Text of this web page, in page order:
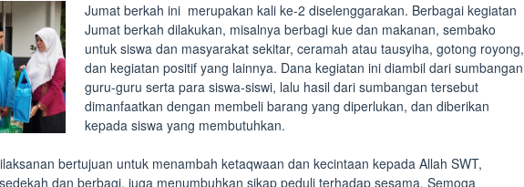
Jumat berkah ini merupakan kali ke-2 diselenggarakan. Berbagai kegiatan
Jumat berkah dilakukan, misalnya berbagi kue dan makanan, sembako
untuk siswa dan masyarakat sekitar, ceramah atau tausyiha, gotong royong,
dan kegiatan positif yang lainnya. Dana kegiatan ini diambil dari sumbangan
guru-guru serta para siswa-siswi, lalu hasil dari sumbangan tersebut
dimanfaatkan dengan membeli barang yang diperlukan, dan diberikan
kepada siswa yang membutuhkan.
bertujuan untuk menambah ketaqwaan dan kecintaan kepada Allah SWT,
dan berbagi, juga menumbuhkan sikap peduli terhadap sesama. Semoga